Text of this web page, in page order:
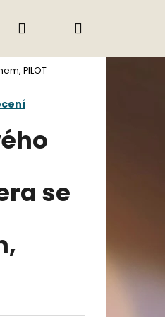
podmínky
Přihlášení
PILOT
se